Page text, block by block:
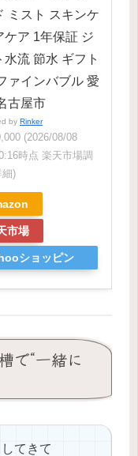
ミスト スキンケ
ケア 1年保証 ジ
水流 節水 ギフト
ァインバブル 愛
古屋市
by Rinker
(2026/08/08
時点 楽天市場調
細)
市場
ショッピン
で“一緒に
てきて